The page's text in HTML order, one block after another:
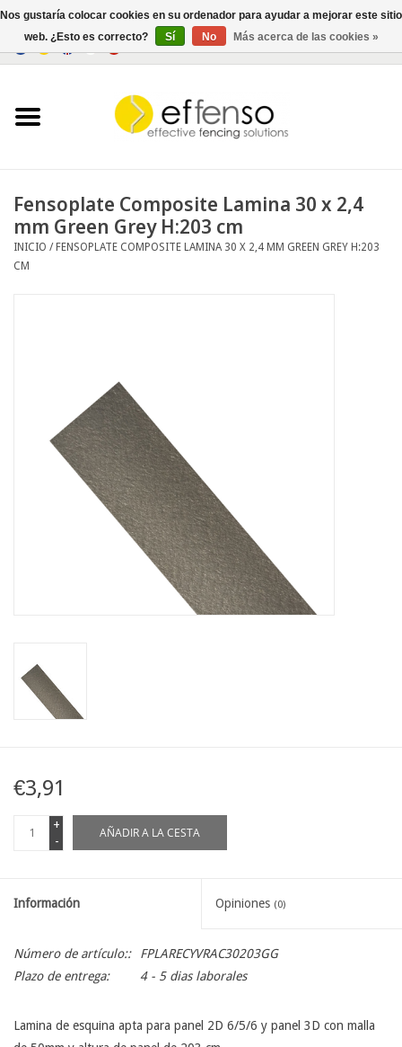
Iluminación
Fensoplate Composite Lamina 30 x 2,4
mm Green Grey H:203 cm
INICIO /FENSOPLATE COMPOSITE LAMINA 30 X 2,4 MM GREEN GREY H:203
CM
€3,91
+
-
AÑADIR A LA CESTA
Información Opiniones (0)
Número de artículo::
FPLARECYVRAC30203GG
Plazo de entrega:
4 - 5 dias laborales
Lamina de esquina apta para panel 2D 6/5/6 y panel 3D con malla
Nos gustaría colocar cookies en su ordenador para ayudar a mejorar este sitio
web. ¿Esto es correcto?
Sí No Más acerca de las cookies »